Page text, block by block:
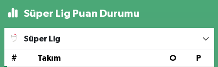
Süper Lig Puan Durumu
Süper Lig
# Takım O P